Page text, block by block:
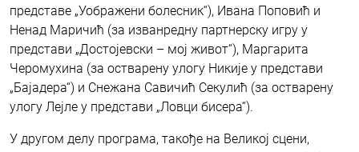
представе „Уображени болесник“), Ивана Поповић и
Ненад Маричић (за изванредну партнерску игру у
представи „Достојевски – мој живот“), Маргарита
Черомухина (за остварену улогу Никије у представи
„Бајадера“) и Снежана Савичић Секулић (за остварену
улогу Лејле у представи „Ловци бисера“).
У другом делу програма, такође на Великој сцени,